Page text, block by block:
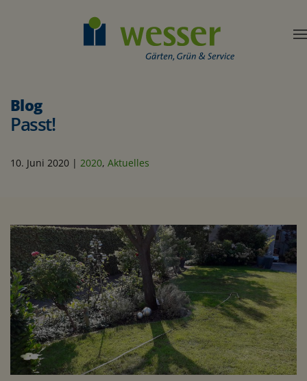
Blog
Passt!
10. Juni 2020 | 2020, Aktuelles